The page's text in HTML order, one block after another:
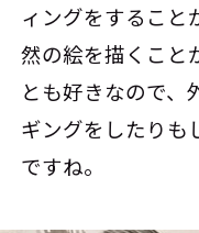
ィングをすること
然の絵を描くこと
とも好きなので、
ギングをしたりも
ですね。